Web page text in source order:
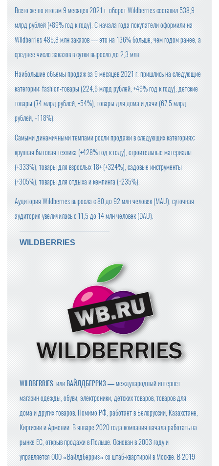
Всего же по итогам 9 месяцев 2021 г. оборот Wildberries составил 538,9
млрд рублей (+89% год к году). С начала года покупатели оформили на
Wildberries 485,8 млн заказов — это на 136% больше, чем годом ранее, а
среднее число заказов в сутки выросло до 2,3 млн.
Наибольшие объемы продаж за 9 месяцев 2021 г. пришлись на следующие
категории: fashion-товары (224,6 млрд рублей, +49% год к году), детские
товары (74 млрд рублей, +54%), товары для дома и дачи (67,5 млрд
рублей, +118%).
Самыми динамичными темпами росли продажи в следующих категориях:
крупная бытовая техника (+428% год к году), строительные материалы
(+333%), товары для взрослых 18+ (+324%), садовые инструменты
(+305%), товары для отдыха и кемпинга (+235%).
Аудитория Wildberries выросла с 80 до 92 млн человек (MAU), суточная
аудитория увеличилась с 11,5 до 14 млн человек (DAU).
WILDBERRIES
WILDBERRIES , или ВАЙЛДБЕРРИЗ — международный интернет-
магазин одежды, обуви, электроники, детских товаров, товаров для
дома и других товаров. Помимо РФ, работает в Белоруссии, Казахстане,
Киргизии и Армении. В январе 2020 года компания начала работать на
рынке ЕС, открыв продажи в Польше. Основан в 2003 году и
управляется ООО «Вайлдберриз» со штаб-квартирой в Москве. В 2019